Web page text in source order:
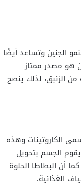
لنمو الجنين وتساعد أيضًا
هو مصدر ممتاز
من الزئبق، لذلك ينصح
الكاروتينات وهذه
الجسم بتحويل
أن البطاطا الحلوة
الغذائية.